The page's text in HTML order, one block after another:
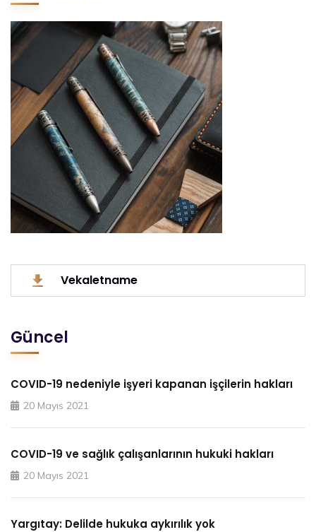
Vekaletname
Güncel
COVID-19 nedeniyle işyeri kapanan işçilerin hakları
20 Mayıs 2021
COVID-19 ve sağlık çalışanlarının hukuki hakları
20 Mayıs 2021
Yargıtay: Delilde hukuka aykırılık yok